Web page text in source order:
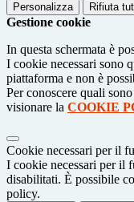
Personalizza Rifiuta
Gestione cookie
In questa schermata è
I cookie necessari sono
piattaforma e non è
Per conoscere quali
visionare la COOKIE
Cookie necessari per il
I cookie necessari per il
disabilitati. È possibile
policy.